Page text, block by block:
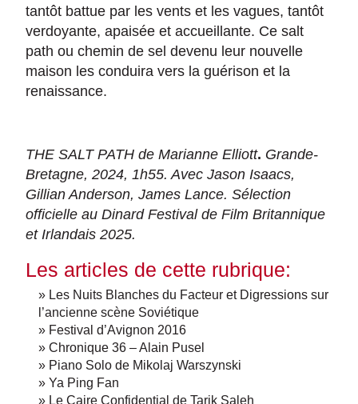
tantôt battue par les vents et les vagues, tantôt
verdoyante, apaisée et accueillante. Ce salt
path ou chemin de sel devenu leur nouvelle
maison les conduira vers la guérison et la
renaissance.
THE SALT PATH de Marianne Elliott. Grande-
Bretagne, 2024, 1h55. Avec Jason Isaacs,
Gillian Anderson, James Lance. Sélection
officielle au Dinard Festival de Film Britannique
et Irlandais 2025.
Les articles de cette rubrique:
» Les Nuits Blanches du Facteur et Digressions sur
l’ancienne scène Soviétique
» Festival d’Avignon 2016
» Chronique 36 – Alain Pusel
» Piano Solo de Mikolaj Warszynski
» Ya Ping Fan
» Le Caire Confidential de Tarik Saleh